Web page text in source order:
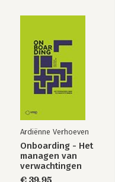
Ardiënne Verhoeven
Onboarding - Het
managen van
verwachtingen